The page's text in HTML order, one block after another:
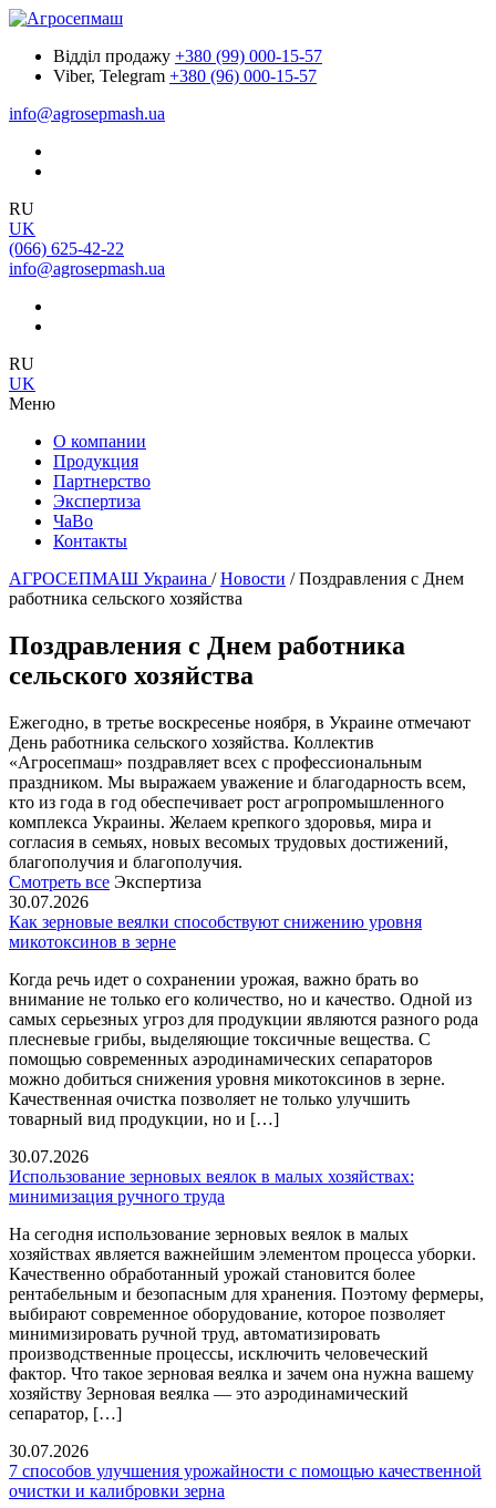
Відділ продажу +380 (99) 000-15-57
Viber, Telegram +380 (96) 000-15-57
info@agrosepmash.ua
RU
UK
(066) 625-42-22
info@agrosepmash.ua
RU
UK
Меню
О компании
Продукция
Партнерство
Экспертиза
ЧаВо
Контакты
АГРОСЕПМАШ Украина /Новости /Поздравления с Днем
работника сельского хозяйства
Поздравления с Днем работника
сельского хозяйства
Ежегодно, в третье воскресенье ноября, в Украине отмечают
День работника сельского хозяйства. Коллектив
«Агросепмаш» поздравляет всех с профессиональным
праздником. Мы выражаем уважение и благодарность всем,
кто из года в год обеспечивает рост агропромышленного
комплекса Украины. Желаем крепкого здоровья, мира и
согласия в семьях, новых весомых трудовых достижений,
благополучия и благополучия.
Смотреть все Экспертиза
30.07.2026
Как зерновые веялки способствуют снижению уровня
микотоксинов в зерне
Когда речь идет о сохранении урожая, важно брать во
внимание не только его количество, но и качество. Одной из
самых серьезных угроз для продукции являются разного рода
плесневые грибы, выделяющие токсичные вещества. С
помощью современных аэродинамических сепараторов
можно добиться снижения уровня микотоксинов в зерне.
Качественная очистка позволяет не только улучшить
товарный вид продукции, но и […]
30.07.2026
Использование зерновых веялок в малых хозяйствах:
минимизация ручного труда
На сегодня использование зерновых веялок в малых
хозяйствах является важнейшим элементом процесса уборки.
Качественно обработанный урожай становится более
рентабельным и безопасным для хранения. Поэтому фермеры,
выбирают современное оборудование, которое позволяет
минимизировать ручной труд, автоматизировать
производственные процессы, исключить человеческий
фактор. Что такое зерновая веялка и зачем она нужна вашему
хозяйству Зерновая веялка — это аэродинамический
сепаратор, […]
30.07.2026
7 способов улучшения урожайности с помощью качественной
очистки и калибровки зерна